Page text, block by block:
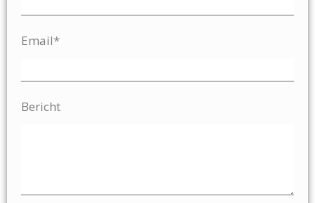
Email*
Bericht